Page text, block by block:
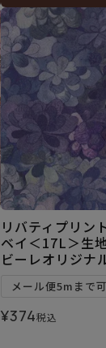
リバティプリン
ベイ＜17L＞生
ビーレオリジナ
メール便5mまで可
¥374税込